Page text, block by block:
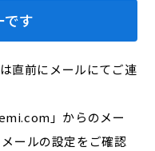
す
直前にメールにてご連
」からのメー
ールの設定をご確認